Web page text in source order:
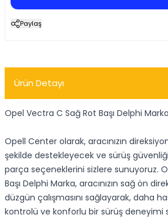
Paylaş
Ürün Detayı
Opel Vectra C Sağ Rot Başı Delphi Marka
Opell Center olarak, aracınızın
şekilde destekleyecek ve sürüş
parça seçeneklerini sizlere sunuyoruz.
Başı Delphi Marka, aracınızın sağ ön
düzgün çalışmasını sağlayarak, daha
kontrolü ve konforlu bir sürüş deneyimi